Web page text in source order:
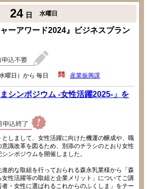
24 日 水曜日
ャーアワード2024』ビジネスプラン
曜日）から 毎日 産業振興課
シンポジウム -女性活躍2025-」を
しまして、女性活躍に向けた機運の醸成や、職
識改革を図るため、別添のチラシのとおり女性
ンポジウムを開催しました。
的な取組を行っておられる森永乳業様から「森
性活躍等の取組と企業メリット」についてご講
・女性に選ばれるこれからのふくしま」をテー